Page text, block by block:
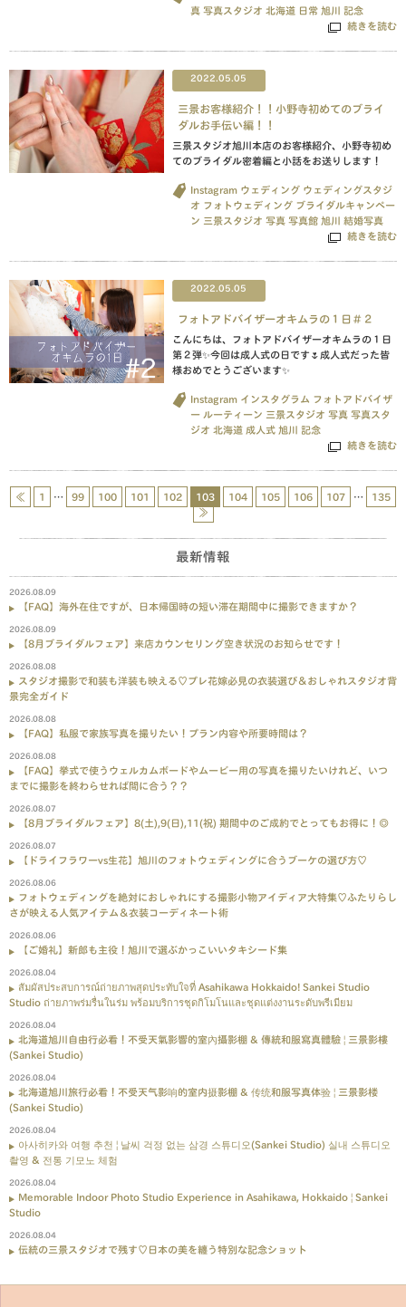
真 写真スタジオ 北海道 日常 旭川 記念
続きを読む
2022.05.05
三景お客様紹介！！小野寺初めてのブライ
ダルお手伝い編！！
三景スタジオ旭川本店のお客様紹介、小野寺初め
てのブライダル密着編と小話をお送りします！
Instagram ウェディング ウェディングスタジ
オ フォトウェディング ブライダルキャンペー
ン 三景スタジオ 写真 写真館 旭川 結婚写真
続きを読む
2022.05.05
フォトアドバイザーオキムラの１日＃２
こんにちは、フォトアドバイザーオキムラの１日
第２弾✨今回は成人式の日です🌷成人式だった皆
様おめでとうございます✨
Instagram インスタグラム フォトアドバイザ
ー ルーティーン 三景スタジオ 写真 写真スタ
ジオ 北海道 成人式 旭川 記念
続きを読む
≪ 1 … 99 100 101 102 103 104 105 106 107 …
135
≫
最新情報
2026.08.09
【FAQ】海外在住ですが、日本帰国時の短い滞在期間中に撮影できますか？
2026.08.09
【8月ブライダルフェア】来店カウンセリング空き状況のお知らせです！
2026.08.08
スタジオ撮影で和装も洋装も映える♡プレ花嫁必見の衣装選び＆おしゃれスタジオ背
景完全ガイド
2026.08.08
【FAQ】私服で家族写真を撮りたい！プラン内容や所要時間は？
2026.08.08
【FAQ】挙式で使うウェルカムボードやムービー用の写真を撮りたいけれど、いつ
までに撮影を終わらせれば間に合う？？
2026.08.07
【8月ブライダルフェア】8(土),9(日),11(祝) 期間中のご成約でとってもお得に！◎
2026.08.07
【ドライフラワーvs生花】旭川のフォトウェディングに合うブーケの選び方♡
2026.08.06
フォトウェディングを絶対におしゃれにする撮影小物アイディア大特集♡ふたりらし
さが映える人気アイテム＆衣装コーディネート術
2026.08.06
【ご婚礼】新郎も主役！旭川で選ぶかっこいいタキシード集
2026.08.04
สัมผัสประสบการณ์ถ่ายภาพสุดประทับใจที่ Asahikawa Hokkaido! Sankei Studio
Studio ถ่ายภาพร่มรื่นในร่ม พร้อมบริการชุดกิโมโนและชุดแต่งงานระดับพรีเมียม
2026.08.04
北海道旭川自由行必看！不受天氣影響的室內攝影棚 & 傳統和服寫真體驗 | 三景影樓
(Sankei Studio)
2026.08.04
北海道旭川旅行必看！不受天气影响的室内摄影棚 & 传统和服写真体验 | 三景影楼
(Sankei Studio)
2026.08.04
아사히카와 여행 추천 | 날씨 걱정 없는 삼경 스튜디오(Sankei Studio) 실내 스튜디오
촬영 & 전통 기모노 체험
2026.08.04
Memorable Indoor Photo Studio Experience in Asahikawa, Hokkaido | Sankei
Studio
2026.08.04
伝統の三景スタジオで残す♡日本の美を纏う特別な記念ショット